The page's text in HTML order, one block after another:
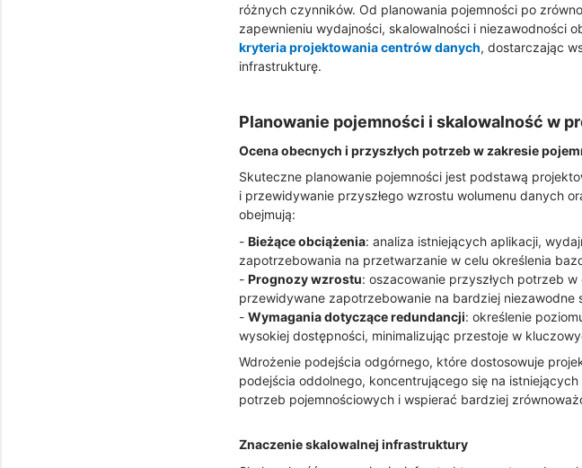
różnych czynników. Od planowania pojemności po
zapewnieniu wydajności, skalowalności i niezawodności
kryteria projektowania centrów danych, dostarczając
infrastrukturę.
Planowanie pojemności i skalowalność w
Ocena obecnych i przyszłych potrzeb w zakresie
Skuteczne planowanie pojemności jest podstawą
i przewidywanie przyszłego wzrostu wolumenu danych
obejmują:
- Bieżące obciążenia: analiza istniejących aplikacji,
zapotrzebowania na przetwarzanie w celu określenia
- Prognozy wzrostu: oszacowanie przyszłych potrzeb
przewidywane zapotrzebowanie na bardziej niezawodne
- Wymagania dotyczące redundancji: określenie
wysokiej dostępności, minimalizując przestoje w
Wdrożenie podejścia odgórnego, które dostosowuje
podejścia oddolnego, koncentrującego się na
potrzeb pojemnościowych i wspierać bardziej
Znaczenie skalowalnej infrastruktury